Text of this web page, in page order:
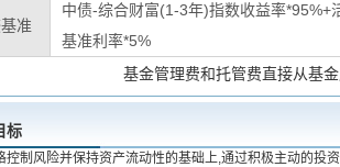
准
中债-综合财富(1-3年)指数收益率*95%+
基准利率*5%
基金管理费和托管费直接从基
标
控制风险并保持资产流动性的基础上,通过积极主动的投